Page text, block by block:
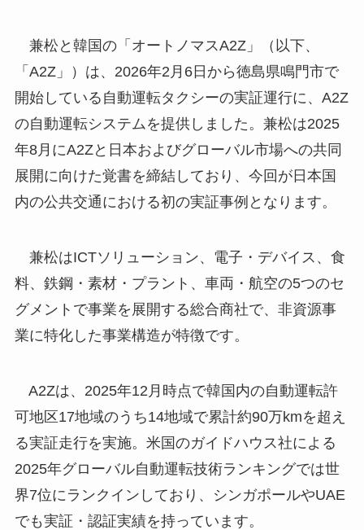
兼松と韓国の「オートノマスA2Z」（以下、
「A2Z」）は、2026年2月6日から徳島県鳴門市で
開始している自動運転タクシーの実証運行に、A2Z
の自動運転システムを提供しました。兼松は2025
年8月にA2Zと日本およびグローバル市場への共同
展開に向けた覚書を締結しており、今回が日本国
内の公共交通における初の実証事例となります。
兼松はICTソリューション、電子・デバイス、食
料、鉄鋼・素材・プラント、車両・航空の5つのセ
グメントで事業を展開する総合商社で、非資源事
業に特化した事業構造が特徴です。
A2Zは、2025年12月時点で韓国内の自動運転許
可地区17地域のうち14地域で累計約90万kmを超え
る実証走行を実施。米国のガイドハウス社による
2025年グローバル自動運転技術ランキングでは世
界7位にランクインしており、シンガポールやUAE
でも実証・認証実績を持っています。